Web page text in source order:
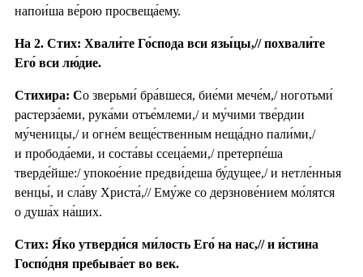
напои́ша ве́рою просвеща́ему.
На 2. Стих: Хвали́те Го́спода вси язы́цы,// похвали́те
Его́ вси лю́дие.
Стихира: Со зверьми́ бра́вшеся, бие́ми мече́м,/ ноготьми́
растерза́еми, рука́ми отъе́млеми,/ и му́чими тве́рдии
му́ченицы,/ и огне́м веще́ственным неща́дно пали́ми,/
и пробода́еми, и соста́вы ссеца́еми,/ претерпе́ша
тверде́йше:/ упокое́ние предви́деша бу́дущее,/ и нетле́нныя
венцы́, и сла́ву Христа́,// Ему́же со дерзнове́нием мо́лятся
о душа́х на́ших.
Стих: Я́ко утверди́ся ми́лость Его́ на нас,// и и́стина
Госпо́дня пребыва́ет во век.